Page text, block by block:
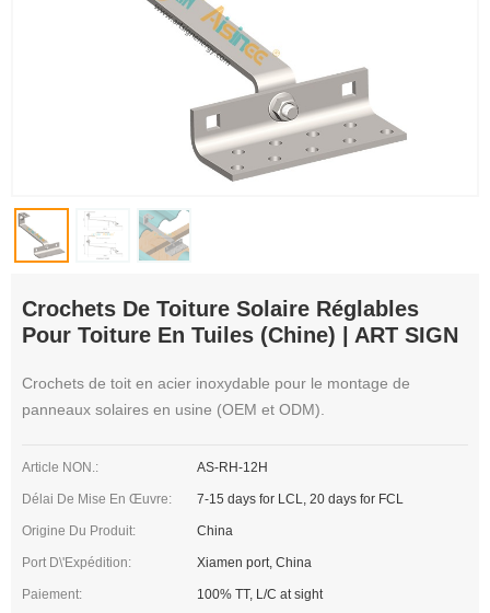
Crochets De Toiture Solaire Réglables
Pour Toiture En Tuiles (Chine) | ART SIGN
Crochets de toit en acier inoxydable pour le montage de
panneaux solaires en usine (OEM et ODM).
Article NON.: AS-RH-12H
Délai De Mise En Œuvre: 7-15 days for LCL, 20 days for FCL
Origine Du Produit: China
Port D\'expédition: Xiamen port, China
Paiement: 100% TT, L/C at sight